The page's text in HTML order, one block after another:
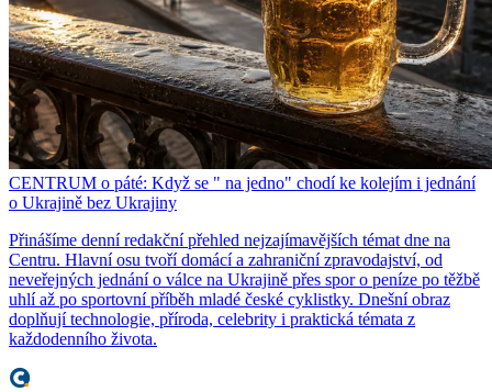
CENTRUM o páté: Když se " na jedno" chodí ke kolejím i jednání
o Ukrajině bez Ukrajiny
Přinášíme denní redakční přehled nejzajímavějších témat dne na
Centru. Hlavní osu tvoří domácí a zahraniční zpravodajství, od
neveřejných jednání o válce na Ukrajině přes spor o peníze po těžbě
uhlí až po sportovní příběh mladé české cyklistky. Dnešní obraz
doplňují technologie, příroda, celebrity i praktická témata z
každodenního života.